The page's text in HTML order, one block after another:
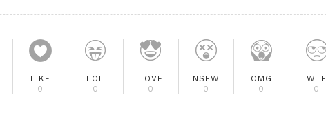
LIKE
0
LOL
0
LOVE
0
NSFW
0
OMG
0
WTF
0